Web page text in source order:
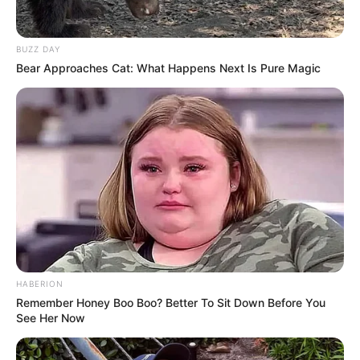
BUZZ DAY
Bear Approaches Cat: What Happens Next Is Pure Magic
HABERION
Remember Honey Boo Boo? Better To Sit Down Before You
See Her Now